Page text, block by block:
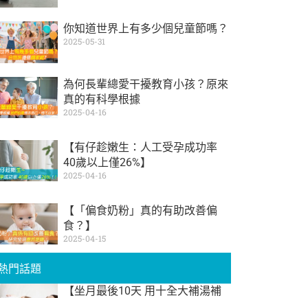
你知道世界上有多少個兒童節嗎？
2025-05-31
為何長輩總愛干擾教育小孩？原來
真的有科學根據
2025-04-16
【有仔趁嫩生：人工受孕成功率
40歲以上僅26%】
2025-04-16
【「偏食奶粉」真的有助改善偏
食？】
2025-04-15
門話題
【坐月最後10天 用十全大補湯補